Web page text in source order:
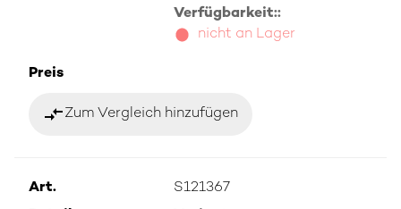
Verfügbarkeit::
nicht an Lager
Preis
compare_arrowsZum Vergleich hinzufügen
Art.
S121367